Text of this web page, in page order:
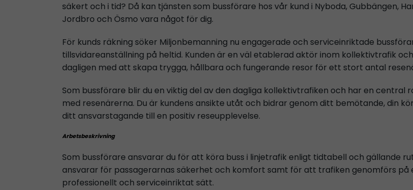
säkert och i tid? Då kan tjänsten som bussförare hos vår kund i Nyboda, Gubbängen,
Jordbro och Ösmo vara något för dig.
För kunds räkning söker Miljonbemanning nu engagerade och serviceinriktade
tillsvidareanställning på heltid. Kunden är en väl etablerad aktör inom kollektivtrafik
dagligen med att skapa trygga, hållbara och fungerande resor för ett stort antal
Som bussförare blir du en viktig del av den dagliga kollektivtrafiken och har en central
med resenärerna. Du är kundens ansikte utåt och bidrar genom ditt bemötande, din
ditt ansvarstagande till en positiv reseupplevelse.
Arbetsbeskrivning
Som bussförare ansvarar du för att köra buss i linjetrafik enligt tidtabell och gällande
ansvarar för passagerarnas säkerhet och komfort samt för att trafiken genomförs
professionellt och serviceinriktat sätt.